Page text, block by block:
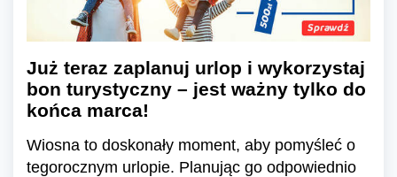
Już teraz zaplanuj urlop i wykorzystaj
bon turystyczny – jest ważny tylko do
końca marca!
Wiosna to doskonały moment, aby pomyśleć o
tegorocznym urlopie. Planując go odpowiednio